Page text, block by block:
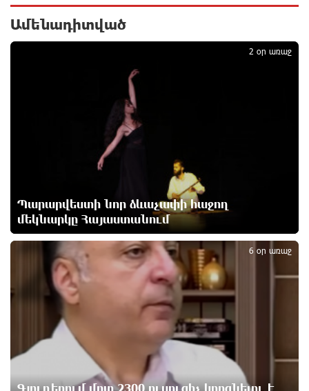
Վրաստանում պետական ​​պաշտոնյային կաշառելու
փորձի համար քաղաքացի է ձերբակալվել
ՌԴ-ն պատրաստ է շարունակել Հայաստանի
երկաթուղիների կոնցեսիոն կառավարումը.
Հայաստանի բնակչության թիվը շուրջ 7 հազարով
ավելացել է
Իսրայելի ՊԲ-ն հարձակվել է Լիբանանում
«Հըզբոլլահ»-ի հրամանատարական կետերի և
պահեստների վրա
«Ռեալ Մադրիդ»-ն ու «ՌԲ Լայպցիգը»
համաձայնության են եկել Յան Դիոմանդեի
տրանսֆերի վերաբերյալ
10 ժամ առաջ
Ամենադիտված
Պարարվեստի նոր ձևաչափի հաջող
մեկնարկը Հայաստանում
2 օր առաջ
1
Գյուղերում մոտ 2300 ուսուցիչ կորցնելու է
6 օր առաջ
2